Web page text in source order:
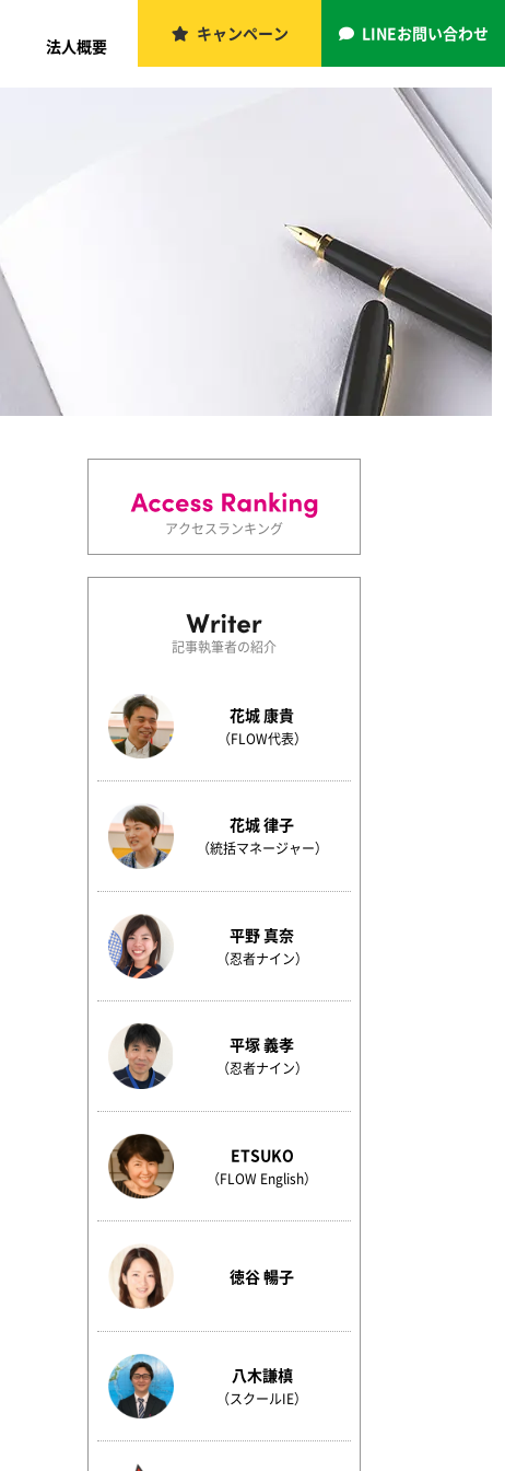
キャンペーン LINEお問い合わせ
法人概要
アクセスランキング
記事執筆者の紹介
花城 康貴
（FLOW代表）
花城 律子
（統括マネージャー）
平野 真奈
（忍者ナイン）
平塚 義孝
（忍者ナイン）
ETSUKO
（FLOW English）
徳谷 暢子
八木謙槙
（スクールIE）